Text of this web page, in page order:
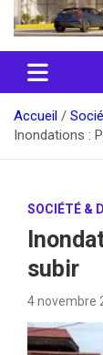
Accueil
Inondations :
SOCIÉTÉ &
subir
4 novembre